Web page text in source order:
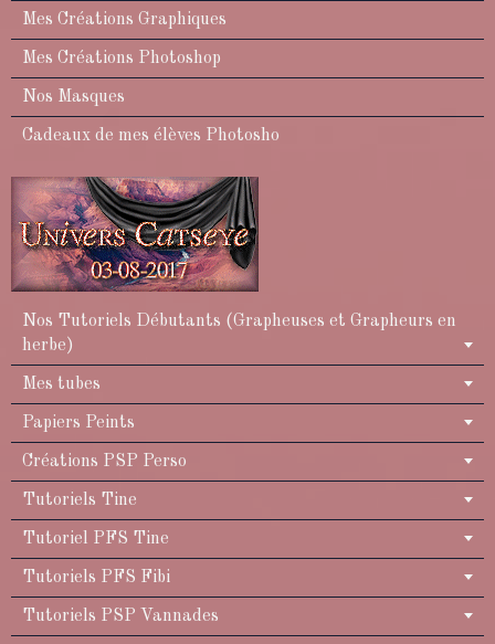
Mes Créations Graphiques
Mes Créations Photoshop
Nos Masques
Cadeaux de mes élèves Photosho
Nos Tutoriels Débutants (Grapheuses et Grapheurs en
herbe)
Mes tubes
Papiers Peints
Créations PSP Perso
Tutoriels Tine
Tutoriel PFS Tine
Tutoriels PFS Fibi
Tutoriels PSP Vannades